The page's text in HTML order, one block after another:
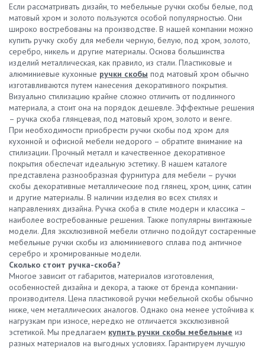
Если рассматривать дизайн, то мебельные ручки скобы белые, под
матовый хром и золото пользуются особой популярностью. Они
широко востребованы на производстве. В нашей компании можно
купить ручку скобу для мебели черную, белую, под хром, золото,
серебро, никель и другие материалы. Основа большинства
изделий металлическая, как правило, из стали. Пластиковые и
алюминиевые кухонные ручки скобы под матовый хром обычно
изготавливаются путем нанесения декоративного покрытия.
Визуально стилизацию крайне сложно отличить от подлинного
материала, а стоит она на порядок дешевле. Эффектные решения
– ручка скоба глянцевая, под матовый хром, золото и венге.
При необходимости приобрести ручки скобы под хром для
кухонной и офисной мебели недорого – обратите внимание на
стилизации. Прочный металл и качественное декоративное
покрытия обеспечат идеальную эстетику. В нашем каталоге
представлена разнообразная фурнитура для мебели – ручки
скобы декоративные металлические под глянец, хром, цинк, сатин
и другие материалы. В наличии изделия во всех стилях и
направлениях дизайна. Ручка скоба в стиле модерн и классика –
наиболее востребованные решения. Также популярны винтажные
модели. Для эксклюзивной мебели отлично подойдут состаренные
мебельные ручки скобы из алюминиевого сплава под античное
серебро и хромированные модели.
Сколько стоит ручка-скоба?
Многое зависит от габаритов, материалов изготовления,
особенностей дизайна и декора, а также от бренда компании-
производителя. Цена пластиковой ручки мебельной скобы обычно
ниже, чем металлических аналогов. Однако она менее устойчива к
нагрузкам при износе, нередко не отличается эксклюзивной
эстетикой. Мы предлагаем купить ручки скобы мебельные из
разных материалов на выгодных условиях. Гарантируем лучшую